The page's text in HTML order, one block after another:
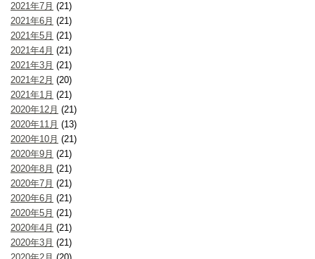
2021年7月 (21)
2021年6月 (21)
2021年5月 (21)
2021年4月 (21)
2021年3月 (21)
2021年2月 (20)
2021年1月 (21)
2020年12月 (21)
2020年11月 (13)
2020年10月 (21)
2020年9月 (21)
2020年8月 (21)
2020年7月 (21)
2020年6月 (21)
2020年5月 (21)
2020年4月 (21)
2020年3月 (21)